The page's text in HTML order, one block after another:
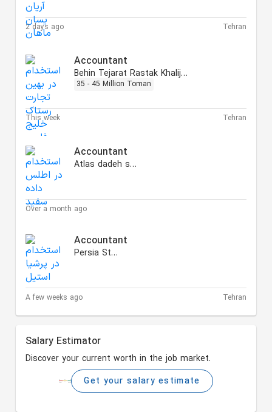
2 days ago Tehran
Accountant
Behin Tejarat Rastak Khalij Fars
35 - 45 Million Toman
This week Tehran
Accountant
Atlas dadeh sefid
Over a month ago
Accountant
Persia Steel
A few weeks ago Tehran
Salary Estimator
Discover your current worth in the job market.
Get your salary estimate